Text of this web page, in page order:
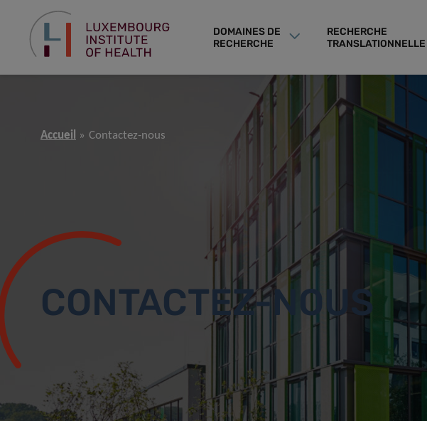
DOMAINES DE
RECHERCHE
RECHERCHE
TRANSLATIONNELLE
Accueil Contactez-nous
CONTACTEZ-NOUS